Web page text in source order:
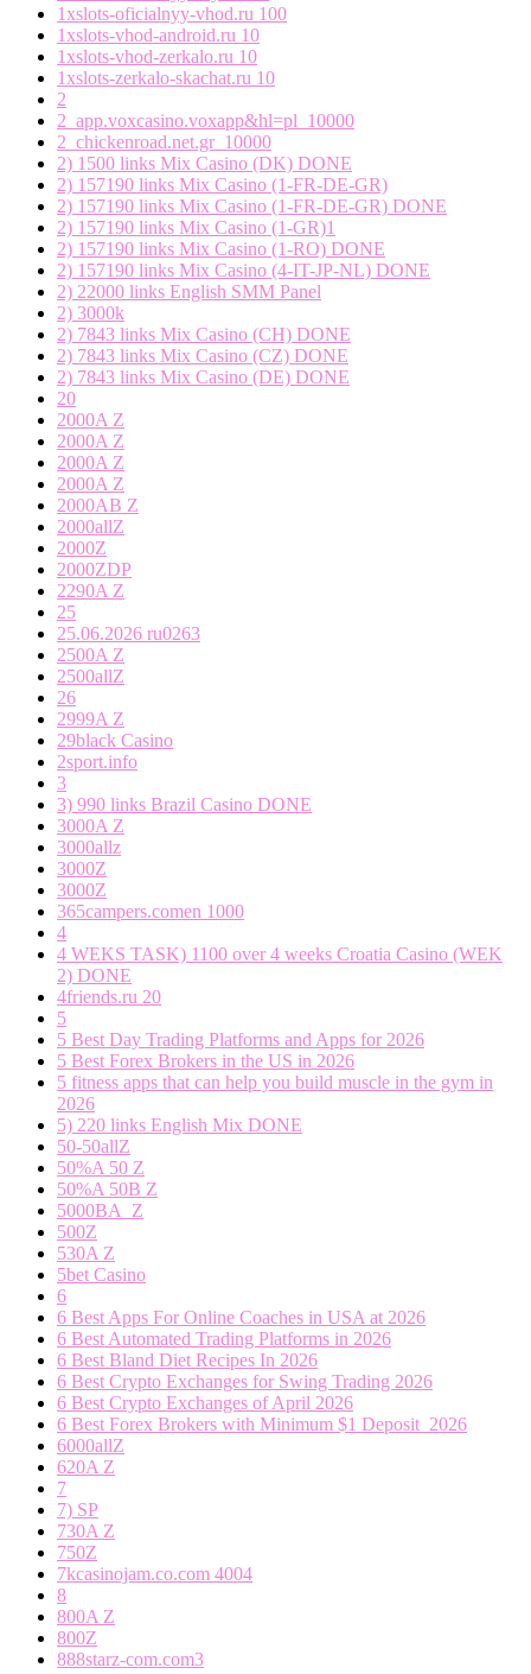
1xslots-oficialnyy-vhod.ru 100
1xslots-vhod-android.ru 10
1xslots-vhod-zerkalo.ru 10
1xslots-zerkalo-skachat.ru 10
2
2_app.voxcasino.voxapp&hl=pl_10000
2_chickenroad.net.gr_10000
2) 1500 links Mix Casino (DK) DONE
2) 157190 links Mix Casino (1-FR-DE-GR)
2) 157190 links Mix Casino (1-FR-DE-GR) DONE
2) 157190 links Mix Casino (1-GR)1
2) 157190 links Mix Casino (1-RO) DONE
2) 157190 links Mix Casino (4-IT-JP-NL) DONE
2) 22000 links English SMM Panel
2) 3000k
2) 7843 links Mix Casino (CH) DONE
2) 7843 links Mix Casino (CZ) DONE
2) 7843 links Mix Casino (DE) DONE
20
2000A Z
2000A Z
2000A Z
2000A Z
2000AB Z
2000allZ
2000Z
2000ZDP
2290A Z
25
25.06.2026 ru0263
2500A Z
2500allZ
26
2999A Z
29black Casino
2sport.info
3
3) 990 links Brazil Casino DONE
3000A Z
3000allz
3000Z
3000Z
365campers.comen 1000
4
4 WEKS TASK) 1100 over 4 weeks Croatia Casino (WEK
2) DONE
4friends.ru 20
5
5 Best Day Trading Platforms and Apps for 2026
5 Best Forex Brokers in the US in 2026
5 fitness apps that can help you build muscle in the gym in
2026
5) 220 links English Mix DONE
50-50allZ
50%A 50 Z
50%A 50B Z
5000BA_Z
500Z
530A Z
5bet Casino
6
6 Best Apps For Online Coaches in USA at 2026
6 Best Automated Trading Platforms in 2026
6 Best Bland Diet Recipes In 2026
6 Best Crypto Exchanges for Swing Trading 2026
6 Best Crypto Exchanges of April 2026
6 Best Forex Brokers with Minimum $1 Deposit ️ 2026
6000allZ
620A Z
7
7) SP
730A Z
750Z
7kcasinojam.co.com 4004
8
800A Z
800Z
888starz-com.com3